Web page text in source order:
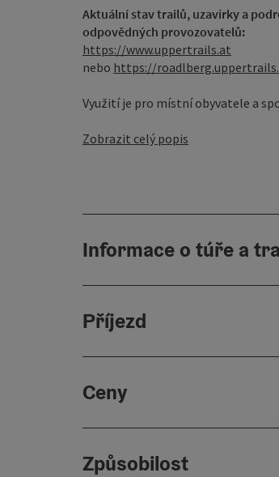
Aktuální stav trailů, uzavírky a
odpovědných provozovatelů:
https://www.uppertrails.at
nebo https://
Využití je pro místní obyvatele a
Zobrazit celý popis
Informace o túře a
Příjezd
Ceny
Způsobilost